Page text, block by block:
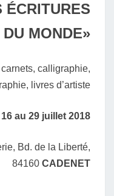
ÉCRITURES
DU MONDE»
calligraphie,
livres d’artiste
16 au 29 juillet 2018
Bd. de la Liberté,
84160 CADENET